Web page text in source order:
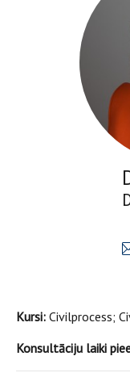
Kursi: Civilprocess;
Konsultāciju laiki